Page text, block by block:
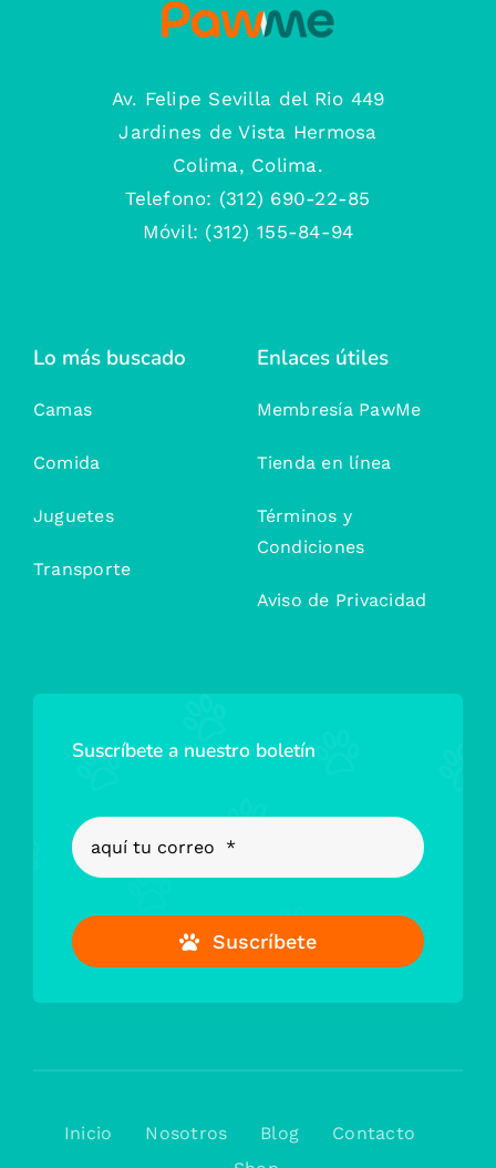
Av. Felipe Sevilla del Rio 449
Jardines de Vista Hermosa
Colima, Colima.
Telefono: (312) 690-22-85
Móvil: (312) 155-84-94
Lo más buscado
Camas
Comida
Juguetes
Transporte
Enlaces útiles
Membresía PawMe
Tienda en línea
Términos y
Condiciones
Aviso de Privacidad
Suscríbete a nuestro boletín
Suscríbete
Inicio Nosotros Blog
Contacto